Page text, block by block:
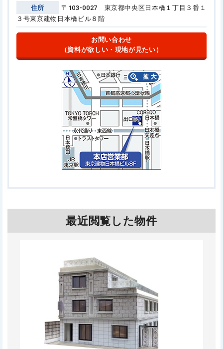
住所
〒103-0027 東京都中央区日本橋１丁目３番１
３号東京建物日本橋ビル８階
お問い合わせ
（資料が欲しい・現地が見たい）
最近閲覧した物件